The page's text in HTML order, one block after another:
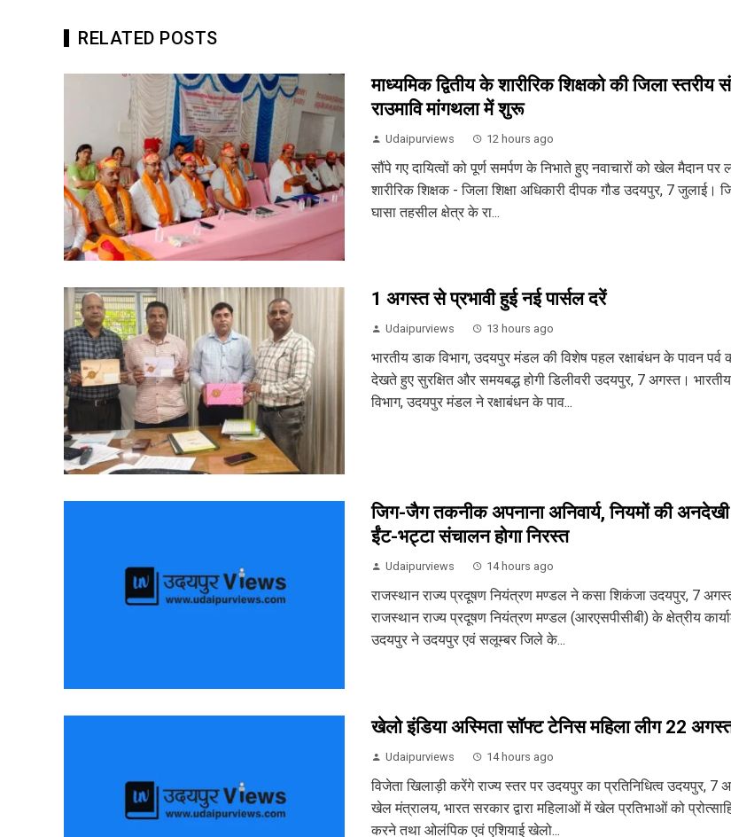
RELATED POSTS
माध्यमिक द्वितीय के शारीरिक शिक्षको की जिला स्तरीय
राउमावि मांगथला में शुरू
Udaipurviews 12 hours ago
सौंपे गए दायित्वों को पूर्ण समर्पण के निभाते हुए नवाचारों को खेल मैदान पर
शारीरिक शिक्षक - जिला शिक्षा अधिकारी दीपक गौड उदयपुर, 7 जुलाई।
घासा तहसील क्षेत्र के रा...
1 अगस्त से प्रभावी हुई नई पार्सल दरें
Udaipurviews 13 hours ago
भारतीय डाक विभाग, उदयपुर मंडल की विशेष पहल रक्षाबंधन के पावन पर्व
देखते हुए सुरक्षित और समयबद्ध होगी डिलीवरी उदयपुर, 7 अगस्त।
विभाग, उदयपुर मंडल ने रक्षाबंधन के पाव...
जिग-जैग तकनीक अपनाना अनिवार्य, नियमों की
ईंट-भट्टा संचालन होगा निरस्त
Udaipurviews 14 hours ago
राजस्थान राज्य प्रदूषण नियंत्रण मण्डल ने कसा शिकंजा उदयपुर, 7
राजस्थान राज्य प्रदूषण नियंत्रण मण्डल (आरएसपीसीबी) के क्षेत्रीय
उदयपुर ने उदयपुर एवं सलूम्बर जिले के...
खेलो इंडिया अस्मिता सॉफ्ट टेनिस महिला लीग 22
Udaipurviews 14 hours ago
विजेता खिलाड़ी करेंगे राज्य स्तर पर उदयपुर का प्रतिनिधित्व उदयपुर, 7
खेल मंत्रालय, भारत सरकार द्वारा महिलाओं में खेल प्रतिभाओं को
करने तथा ओलंपिक एवं एशियाई खेलो...